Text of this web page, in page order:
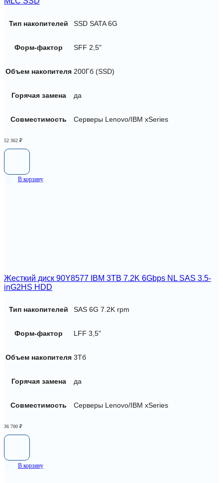
Тип накопителей SSD SATA 6G
Форм-фактор SFF 2,5"
Объем накопителя 200Гб (SSD)
Горячая замена да
Совместимость Серверы Lenovo/IBM xSeries
52 362 ₽
В корзину
Жесткий диск 90Y8577 IBM 3TB 7.2K 6Gbps NL SAS 3.5-
inG2HS HDD
Тип накопителей SAS 6G 7.2K rpm
Форм-фактор LFF 3,5"
Объем накопителя 3Тб
Горячая замена да
Совместимость Серверы Lenovo/IBM xSeries
36 700 ₽
В корзину